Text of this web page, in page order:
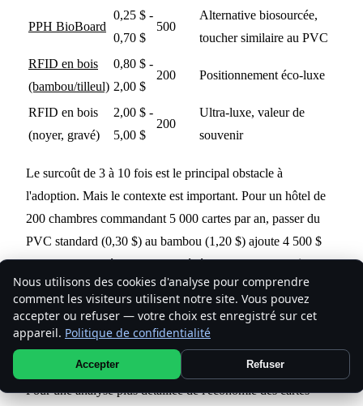
PPH BioBoard
0,25 $ -
0,70 $
500
Alternative biosourcée,
toucher similaire au PVC
RFID en bois
(bambou/tilleul)
0,80 $ -
2,00 $
200 Positionnement éco-luxe
RFID en bois
(noyer, gravé)
2,00 $ -
5,00 $
200
Ultra-luxe, valeur de
souvenir
Le surcoût de 3 à 10 fois est le principal obstacle à
l'adoption. Mais le contexte est important. Pour un hôtel de
200 chambres commandant 5 000 cartes par an, passer du
PVC standard (0,30 $) au bambou (1,20 $) ajoute 4 500 $
par an. Pour un établissement générant plus de 10 M $ de
revenus d'hébergement, cela représente 0,045 % du chiffre
d'affaires brut -- et cela permet d'obtenir une conformité ESG
mesurable, une différenciation auprès des clients et une
visibilité sur les réseaux sociaux.
Pour une analyse plus détaillée de l'économie des cartes
Nous utilisons des cookies d'analyse pour comprendre
comment les visiteurs utilisent notre site. Vous pouvez
accepter ou refuser — votre choix est enregistré sur cet
appareil. Politique de confidentialité
Accepter Refuser